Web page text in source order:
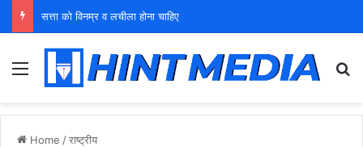
युवा शक्ति को पहचाने बूढ़ा नेतृत्व
Menu
Home /राष्ट्रीय